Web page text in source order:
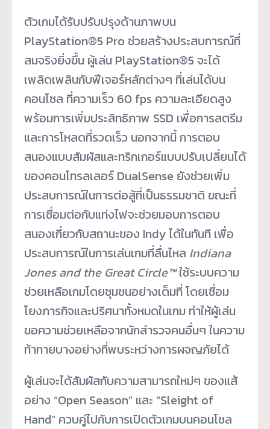
ตัวเกมได้รับปรับปรุงด้านภาพบน
PlayStation®5 Pro ช่วยสร้างประสบการณ์ที่
สมจริงยิ่งขึ้น ผู้เล่น PlayStation®5 จะได้
เพลิดเพลินกับฟีเจอร์หลักต่างๆ ที่เล่นได้บน
คอนโซล ที่ความเร็ว 60 fps ความละเอียดสูง
พร้อมการเพิ่มประสิทธิภาพ SSD เพื่อการสตรีม
และการโหลดที่รวดเร็ว นอกจากนี้ การตอบ
สนองแบบสัมผัสและทริกเกอร์แบบปรับเปลี่ยนได้
ของคอนโทรลเลอร์ DualSense ยังช่วยเพิ่ม
ประสบการณ์ในการต่อสู้ที่เป็นธรรมชาติ ขณะที่
การเชื่อมต่อกับแท่งไฟจะช่วยมอบการตอบ
สนองเกี่ยวกับสถานะของ Indy ได้ในทันที เพื่อ
ประสบการณ์ในการเล่นเกมที่ลื่นไหล Indiana
Jones and the Great Circle™ใช้ระบบความ
ช่วยเหลือเกมโดยชุมชนอย่างเต็มที่ โดยเชื่อม
โยงภารกิจและปริศนาทั้งหมดในเกม ทำให้ผู้เล่น
ขอความช่วยเหลือจากนักสำรวจคนอื่นๆ ในความ
ท้าทายบางอย่างที่พบระหว่างการผจญภัยได้
ผู้เล่นจะได้สัมผัสกับความสามารถใหม่ๆ ของแส้
อย่าง “Open Season” และ “Sleight of
Hand” ควบคู่ไปกับการเปิดตัวเกมบนคอนโซล